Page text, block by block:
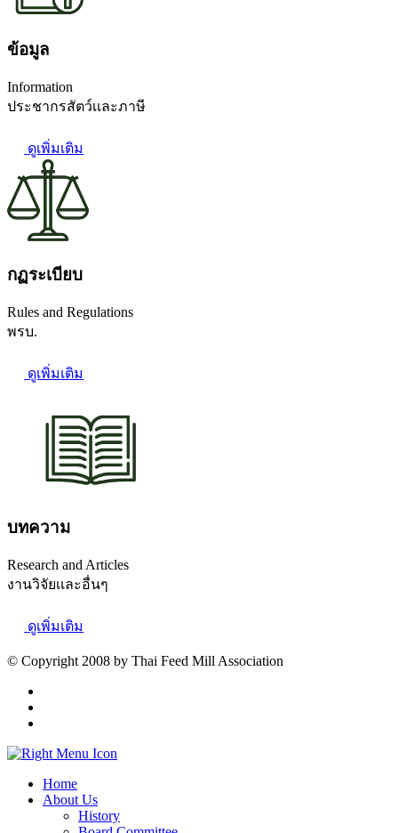
ข้อมูล
Information
ประชากรสัตว์เเละภาษี
ดูเพิ่มเติม
กฏระเบียบ
Rules and Regulations
พรบ.
ดูเพิ่มเติม
บทความ
Research and Articles
งานวิจัยเเละอื่นๆ
ดูเพิ่มเติม
© Copyright 2008 by Thai Feed Mill Association
Home
About Us
History